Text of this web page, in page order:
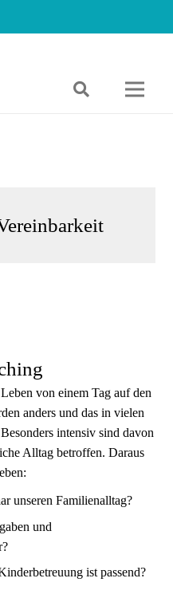
von einem Tag auf den
anders und das in vielen
intensiv sind davon
Alltag betroffen. Daraus
unseren Familienalltag?
und
ist passend?